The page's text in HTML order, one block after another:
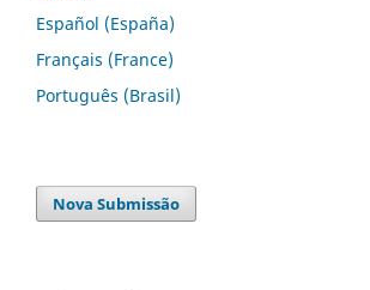
Español (España)
Français (France)
Português (Brasil)
Nova Submissão